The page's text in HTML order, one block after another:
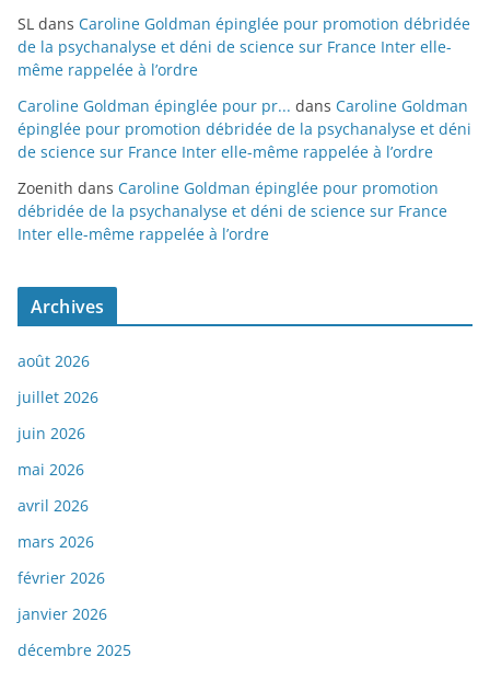
SL dans Caroline Goldman épinglée pour promotion débridée
de la psychanalyse et déni de science sur France Inter elle-
même rappelée à l’ordre
Caroline Goldman épinglée pour pr... dans Caroline Goldman
épinglée pour promotion débridée de la psychanalyse et déni
de science sur France Inter elle-même rappelée à l’ordre
Zoenith dans Caroline Goldman épinglée pour promotion
débridée de la psychanalyse et déni de science sur France
Inter elle-même rappelée à l’ordre
Archives
août 2026
juillet 2026
juin 2026
mai 2026
avril 2026
mars 2026
février 2026
janvier 2026
décembre 2025